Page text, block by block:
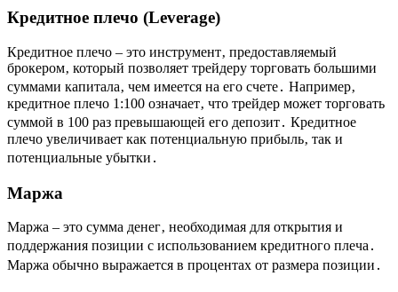
Кредитное плечо (Leverage)
Кредитное плечо – это инструмент‚ предоставляемый
брокером‚ который позволяет трейдеру торговать большими
суммами капитала‚ чем имеется на его счете․ Например‚
кредитное плечо 1:100 означает‚ что трейдер может торговать
суммой в 100 раз превышающей его депозит․ Кредитное
плечо увеличивает как потенциальную прибыль‚ так и
потенциальные убытки․
Маржа
Маржа – это сумма денег‚ необходимая для открытия и
поддержания позиции с использованием кредитного плеча․
Маржа обычно выражается в процентах от размера позиции․